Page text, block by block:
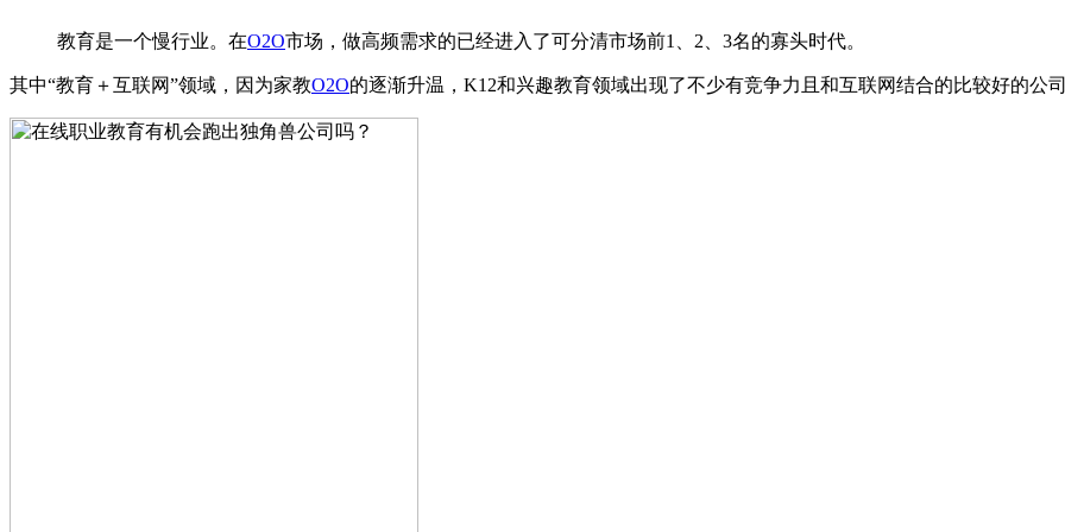
教育是一个慢行业。在O2O市场，做高频需求的已经进入了可分清市场前1、2、3名的寡头时代。
其中“教育＋互联网”领域，因为家教O2O的逐渐升温，K12和兴趣教育领域出现了不少有竞争力且和互联网结合的比较好的公